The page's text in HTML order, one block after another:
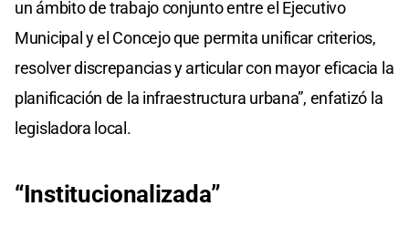
un ámbito de trabajo conjunto entre el Ejecutivo
Municipal y el Concejo que permita unificar criterios,
resolver discrepancias y articular con mayor eficacia la
planificación de la infraestructura urbana”, enfatizó la
legisladora local.
“Institucionalizada”